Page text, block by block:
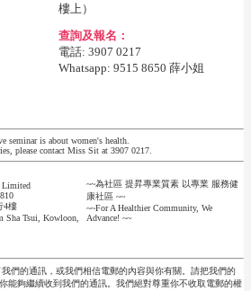
樓上）
查詢及報名：
電話: 3907 0217
Whatsapp: 9515 8650 薛小姐
seminar is about women's health.
please contact Miss Sit at 3907 0217.
Limited
4樓
Sha Tsui, Kowloon,
~~為社區 提昇專業質素 以專業 服務健
康社區 ~~
~~For A Healthier Community, We
Advance! ~~
們的通訊，或我們相信電郵的內容與你有關。請把我們的
能夠繼續收到我們的通訊。我們絕對尊重你不收取電郵的權